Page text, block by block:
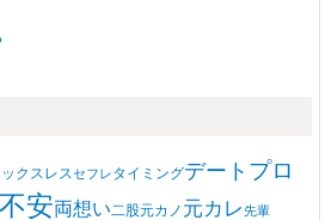
クスレスセフレタイミングデート プロ
不安両想い二股元カノ 元カレ先輩